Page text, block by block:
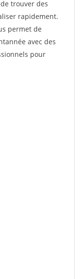
trouver des
rapidement.
permet de
avec des
pour